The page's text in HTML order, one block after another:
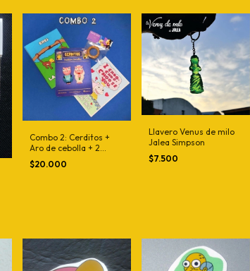
Combo 2: Cerditos +
Aro de cebolla + 2
tarjetas
$20.000
Llavero Venus de milo
Jalea Simpson
$7.500